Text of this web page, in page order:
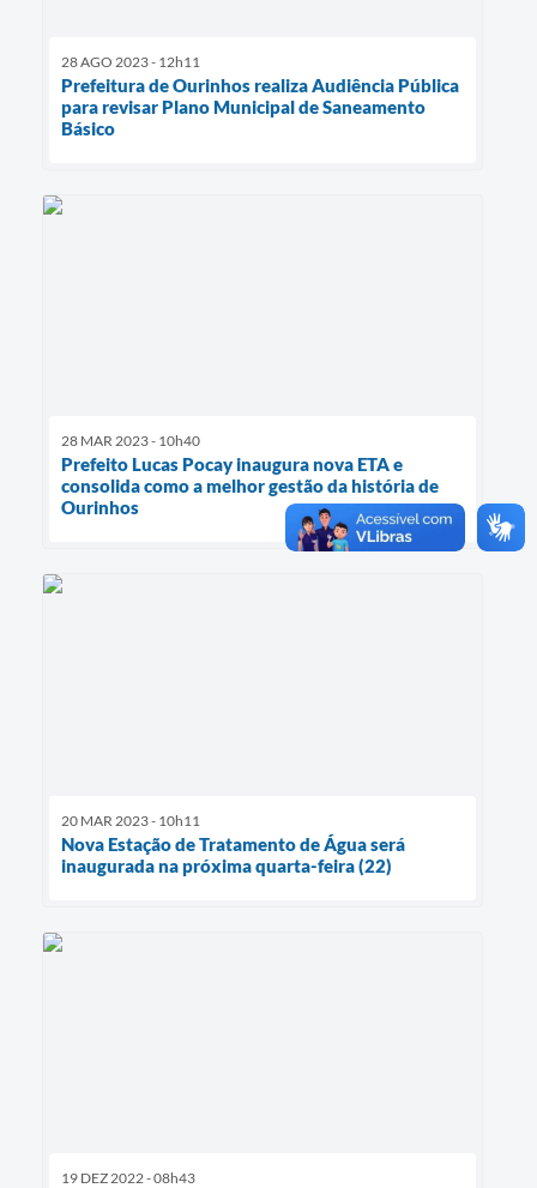
28 AGO 2023 - 12h11
Prefeitura de Ourinhos realiza Audiência Pública
para revisar Plano Municipal de Saneamento
Básico
28 MAR 2023 - 10h40
Prefeito Lucas Pocay inaugura nova ETA e
consolida como a melhor gestão da história de
Ourinhos
20 MAR 2023 - 10h11
Nova Estação de Tratamento de Água será
inaugurada na próxima quarta-feira (22)
19 DEZ 2022 - 08h43